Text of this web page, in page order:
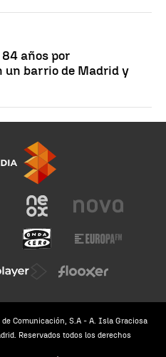
años por
barrio de Madrid y
Comunicación, S.A - A. Isla Graciosa
Reservados todos los derechos